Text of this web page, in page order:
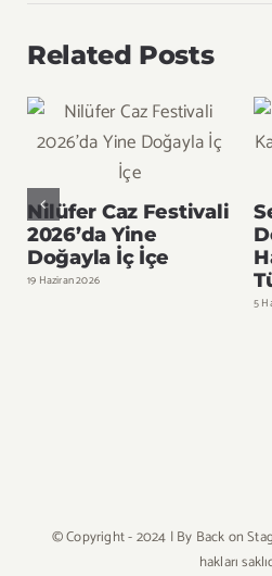
Related Posts
Nilüfer Caz Festivali
2026’da Yine
Doğayla İç İçe
19 Haziran 2026
5
© Copyright - 2024 | By Back on
hakları